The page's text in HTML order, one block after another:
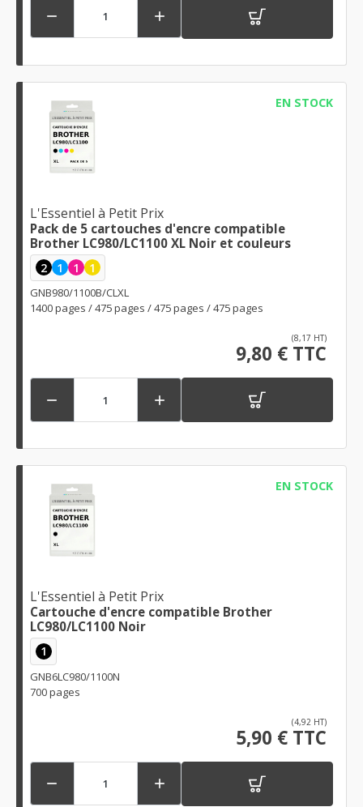
 
EN STOCK
L'Essentiel à Petit Prix
Pack de 5 cartouches d'encre compatible
Brother LC980/LC1100 XL Noir et couleurs
2 1 1 1
GNB980/1100B/CLXL
1400 pages / 475 pages / 475 pages / 475 pages
(8,17 HT)
9,80 € TTC
 
EN STOCK
L'Essentiel à Petit Prix
Cartouche d'encre compatible Brother
LC980/LC1100 Noir
1
GNB6LC980/1100N
700 pages
(4,92 HT)
5,90 € TTC
 